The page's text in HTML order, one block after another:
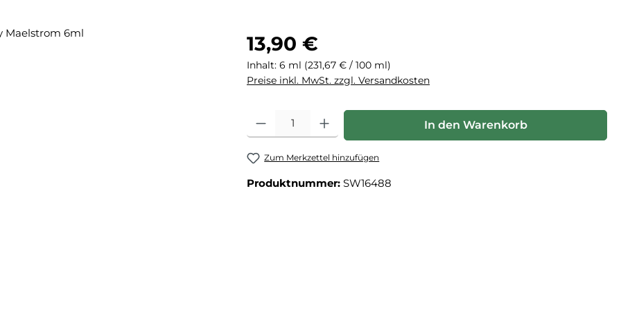
Regulärer Preis:
13,90 €
Inhalt: 6 ml (231,67 € / 100 ml)
Preise inkl. MwSt. zzgl. Versandkosten
Produkt Anzahl: Gib den gewünschten Wert ein oder benutze die
In den Warenkorb
Zum Merkzettel hinzufügen
Produktnummer: SW16488